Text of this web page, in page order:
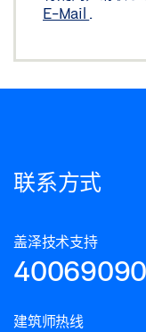
E-Mail
联系方式
盖泽技术支持
建筑师热线